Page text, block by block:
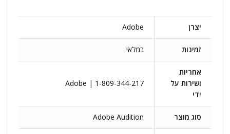
יצרן Adobe
זמינות במלאי
אחריות
ושירות על
ידי
Adobe | 1-809-344-217
סוג מוצר Adobe Audition